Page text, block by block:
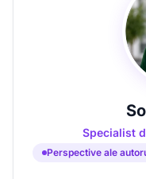
Specialist
Perspective ale